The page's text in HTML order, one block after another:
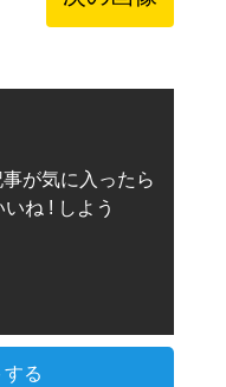
事が気に入ったら
いね ! しよう
る